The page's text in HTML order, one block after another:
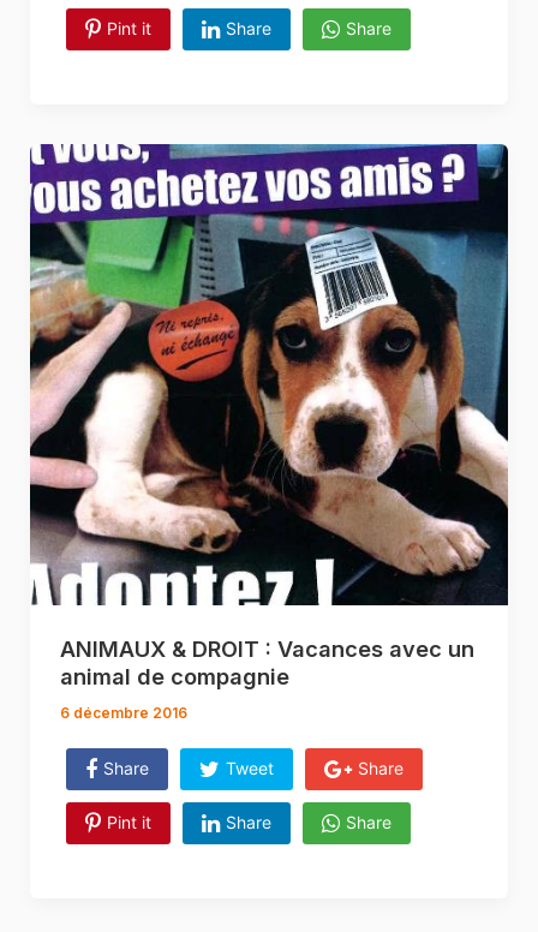
Pint it Share Share
ANIMAUX & DROIT : Vacances avec un
animal de compagnie
6 décembre 2016
Share Tweet Share
Pint it Share Share